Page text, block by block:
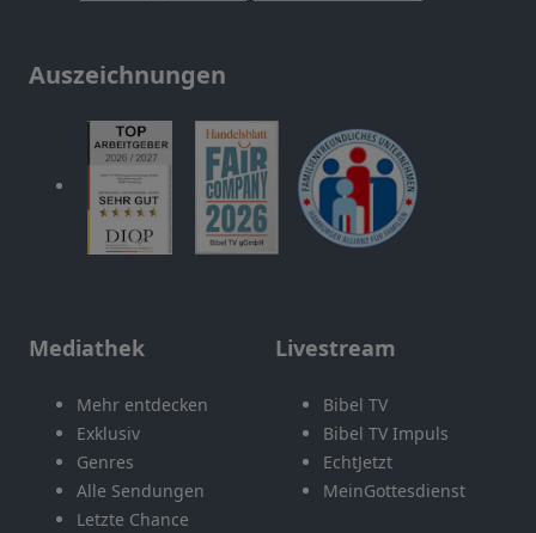
Auszeichnungen
Mediathek
Mehr entdecken
Exklusiv
Genres
Alle Sendungen
Letzte Chance
Livestream
Bibel TV
Bibel TV Impuls
EchtJetzt
MeinGottesdienst